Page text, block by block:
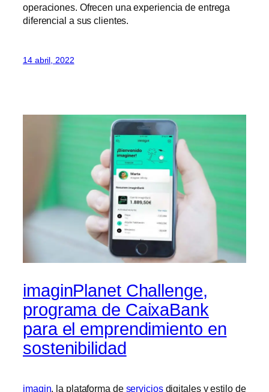
operaciones. Ofrecen una experiencia de entrega
diferencial a sus clientes.
14 abril, 2022
imaginPlanet Challenge,
programa de CaixaBank
para el emprendimiento en
sostenibilidad
imagin, la plataforma de serviciosdigitales y estilo de